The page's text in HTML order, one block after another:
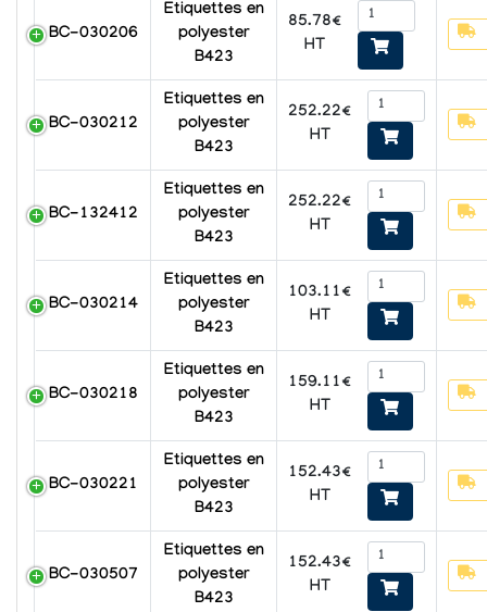
BC-030206
Etiquettes en
polyester
B423
85.78€
HT
BC-030212
Etiquettes en
polyester
B423
252.22€
HT
BC-132412
Etiquettes en
polyester
B423
252.22€
HT
BC-030214
Etiquettes en
polyester
B423
103.11€
HT
BC-030218
Etiquettes en
polyester
B423
159.11€
HT
BC-030221
Etiquettes en
polyester
B423
152.43€
HT
BC-030507
Etiquettes en
polyester
B423
152.43€
HT